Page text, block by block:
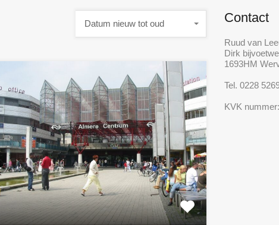
Datum nieuw tot oud Contact
Ruud van
Dirk
1693HM
Tel. 0228
KVK